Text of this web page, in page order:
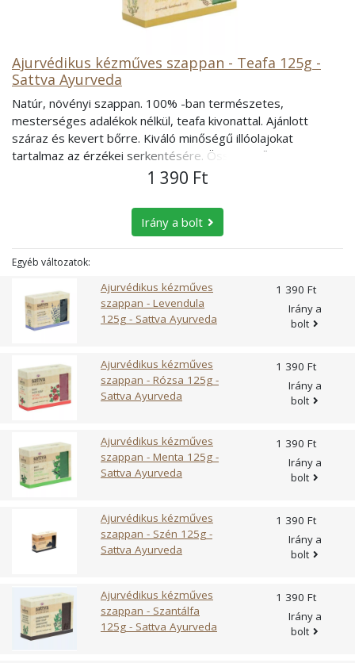
Ajurvédikus kézműves szappan - Teafa 125g -
Sattva Ayurveda
Natúr, növényi szappan. 100% -ban természetes,
mesterséges adalékok nélkül, teafa kivonattal. Ajánlott
száraz és kevert bőrre. Kiváló minőségű illóolajokat
tartalmaz az érzékei serkentésére. Összetevők: víz,
sodium-lauryl-szarkozinát, sztearinsav, nátrium-hidroxid,
teafa, méz kivonat, Manjishtha, Mulethi.
1 390 Ft
Irány a bolt
Egyéb változatok:
Ajurvédikus kézműves
szappan - Levendula
125g - Sattva Ayurveda
1 390 Ft
Irány a
bolt
Ajurvédikus kézműves
szappan - Rózsa 125g -
Sattva Ayurveda
1 390 Ft
Irány a
bolt
Ajurvédikus kézműves
szappan - Menta 125g -
Sattva Ayurveda
1 390 Ft
Irány a
bolt
Ajurvédikus kézműves
szappan - Szén 125g -
Sattva Ayurveda
1 390 Ft
Irány a
bolt
Ajurvédikus kézműves
szappan - Szantálfa
125g - Sattva Ayurveda
1 390 Ft
Irány a
bolt